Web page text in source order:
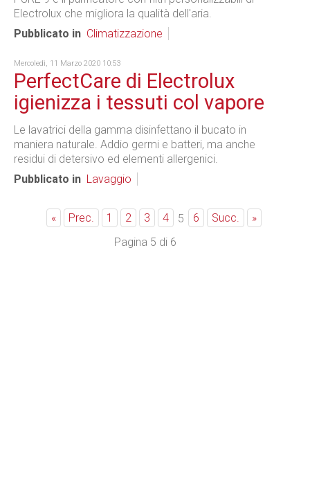
Electrolux che migliora la qualità dell'aria.
Pubblicato in Climatizzazione
Mercoledì, 11 Marzo 2020 10:53
PerfectCare di Electrolux
igienizza i tessuti col vapore
Le lavatrici della gamma disinfettano il bucato in
maniera naturale. Addio germi e batteri, ma anche
residui di detersivo ed elementi allergenici.
Pubblicato in Lavaggio
« Prec. 1 2 3 4 5 6 Succ.
»
Pagina 5 di 6